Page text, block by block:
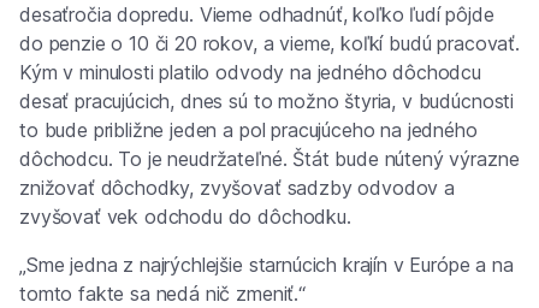
desaťročia dopredu. Vieme odhadnúť, koľko ľudí pôjde
do penzie o 10 či 20 rokov, a vieme, koľkí budú pracovať.
Kým v minulosti platilo odvody na jedného dôchodcu
desať pracujúcich, dnes sú to možno štyria, v budúcnosti
to bude približne jeden a pol pracujúceho na jedného
dôchodcu. To je neudržateľné. Štát bude nútený výrazne
znižovať dôchodky, zvyšovať sadzby odvodov a
zvyšovať vek odchodu do dôchodku.
„Sme jedna z najrýchlejšie starnúcich krajín v Európe a na
tomto fakte sa nedá nič zmeniť.“